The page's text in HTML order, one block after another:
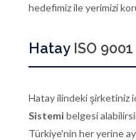
hedefimiz ile yerimizi
HatayISO
Hatay ilindeki şirketiniz
Sistemi belgesi
Türkiye'nin her yerine